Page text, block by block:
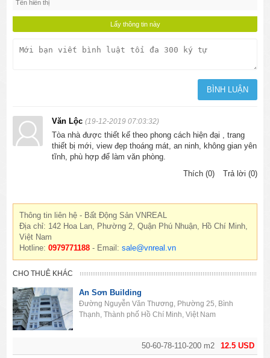
Văn Lộc(19-12-2019 07:03:32)
Tòa nhà được thiết kế theo phong cách hiện đại , trang
thiết bị mới, view đẹp thoáng mát, an ninh, không gian yên
tĩnh, phù hợp để làm văn phòng.
Thích (0)
Trả lời (0)
Thông tin liên hệ - Bất Động Sản VNREAL
Địa chỉ: 142 Hoa Lan, Phường 2, Quận Phú Nhuận, Hồ Chí Minh,
Việt Nam
Hotline:0979771188 - Email:sale@vnreal.vn
CHO THUÊ KHÁC
12.5 USD
50-60-78-110-200 m2
An Sơn Building
Đường Nguyễn Văn Thương, Phường 25, Bình
Thạnh, Thành phố Hồ Chí Minh, Việt Nam